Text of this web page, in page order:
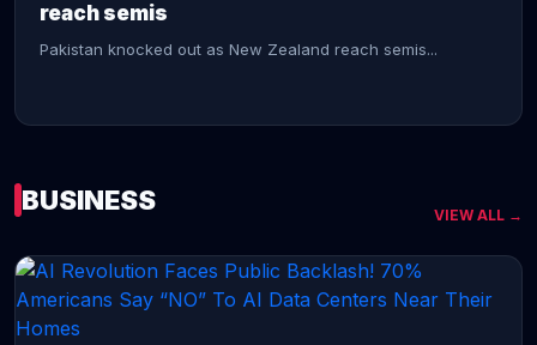
reach semis
Pakistan knocked out as New Zealand reach semis...
CONTINUE READING →
BUSINESS VIEW ALL →